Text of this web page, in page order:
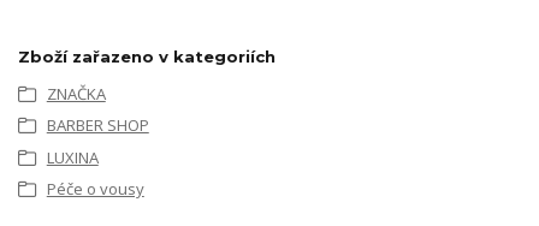
Zboží zařazeno v kategoriích
ZNAČKA
BARBER SHOP
LUXINA
Péče o vousy